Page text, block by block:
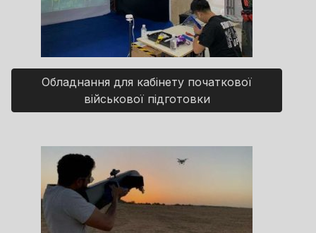
Обладнання для кабінету початкової
військової підготовки